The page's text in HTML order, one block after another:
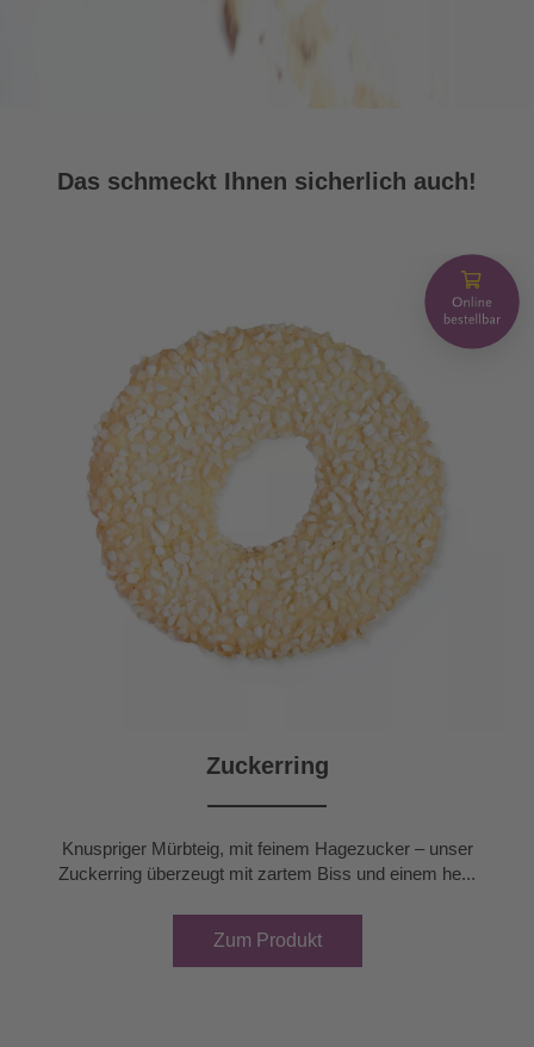
Das schmeckt Ihnen sicherlich auch!
Zuckerring
Knuspriger Mürbteig, mit feinem Hagezucker – unser
Zuckerring überzeugt mit zartem Biss und einem he...
Zum Produkt